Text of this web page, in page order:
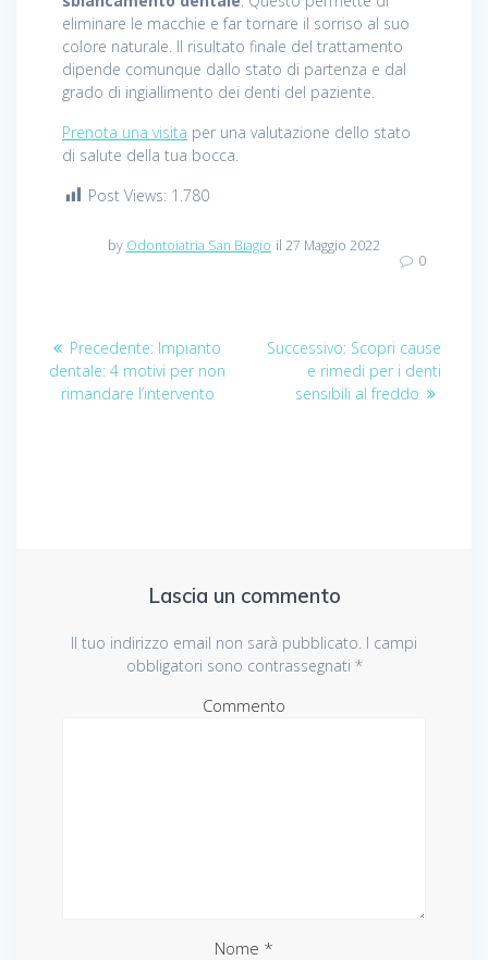
eliminare le macchie e far tornare il sorriso al suo
colore naturale. Il risultato finale del trattamento
dipende comunque dallo stato di partenza e dal
grado di ingiallimento dei denti del paziente.
Prenota una visita per una valutazione dello stato
di salute della tua bocca.
Post Views: 1.780
by Odontoiatria San Biagio il 27 Maggio 2022
0
Navigazione
articoli
Precedente: Articolo
precedente:
Impianto
dentale: 4 motivi per non
rimandare l’intervento
Successivo: Articolo
successivo:
Scopri cause
e rimedi per i denti
sensibili al freddo
Lascia un commento
Il tuo indirizzo email non sarà pubblicato. I campi
obbligatori sono contrassegnati *
Commento
Nome *